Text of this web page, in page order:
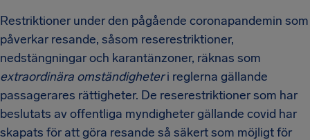
Restriktioner under den pågående coronapandemin som
påverkar resande, såsom reserestriktioner,
nedstängningar och karantänzoner, räknas som
extraordinära omständigheteri reglerna gällande
passagerares rättigheter. De reserestriktioner som har
beslutats av offentliga myndigheter gällande covid har
skapats för att göra resande så säkert som möjligt för